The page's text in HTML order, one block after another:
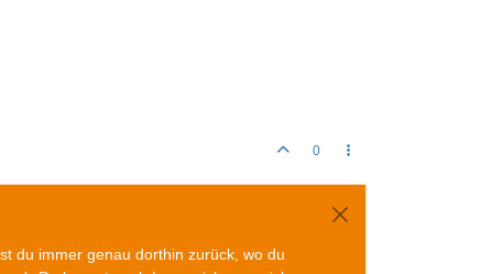
0
du immer genau dorthin zurück, wo du